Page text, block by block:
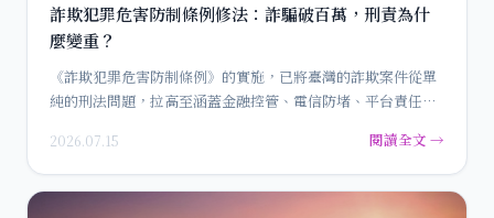
詐欺犯罪危害防制條例修法：詐騙破百萬，刑責為什
麼變重？
《詐欺犯罪危害防制條例》的實施，已將臺灣的詐欺案件從單
純的刑法問題，拉高至涵蓋金融控管、電信防堵、平台責任與
2026.07.15 閱讀全文 →